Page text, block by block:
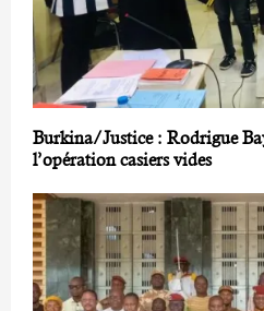
Burkina/Justice : Rodrigue
l’opération casiers vides